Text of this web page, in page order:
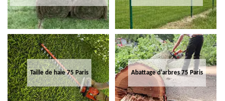
Taille de haie 75 Paris Abattage d'arbres 75 Paris